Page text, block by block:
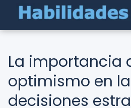
La importancia
optimismo en
decisiones